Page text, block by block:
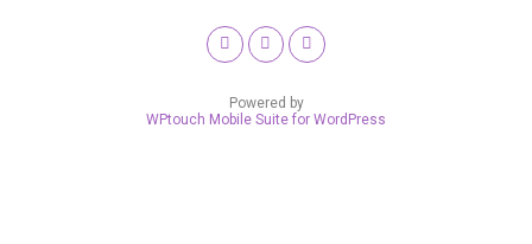
Powered by
WPtouch Mobile Suite for WordPress